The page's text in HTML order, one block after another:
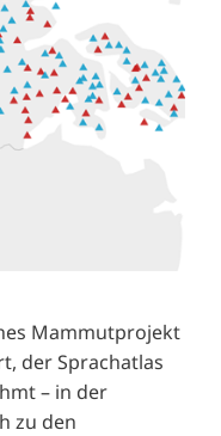
Mammutprojekt
der Sprachatlas
– in der
zu den